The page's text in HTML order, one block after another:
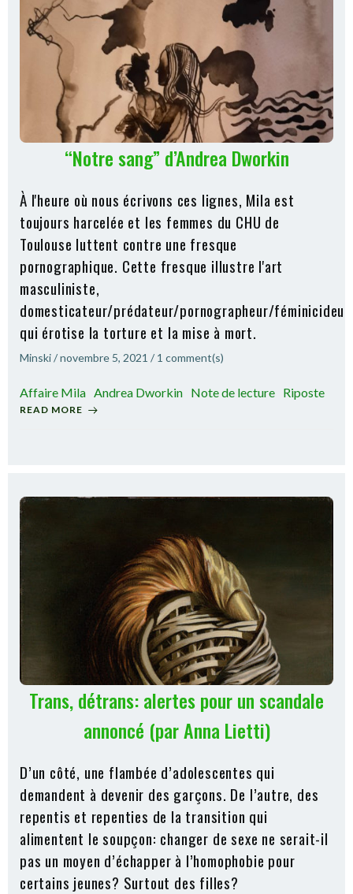
“Notre sang” d’Andrea Dworkin
À l'heure où nous écrivons ces lignes, Mila est
toujours harcelée et les femmes du CHU de
Toulouse luttent contre une fresque
pornographique. Cette fresque illustre l'art
masculiniste,
domesticateur/prédateur/pornographeur/féminicideur,
qui érotise la torture et la mise à mort.
Minski/novembre 5, 2021 / 1 comment(s)
Affaire Mila Andrea Dworkin Note de lecture Riposte
READ MORE
Trans, détrans: alertes pour un scandale
annoncé (par Anna Lietti)
D’un côté, une flambée d’adolescentes qui
demandent à devenir des garçons. De l’autre, des
repentis et repenties de la transition qui
alimentent le soupçon: changer de sexe ne serait-il
pas un moyen d’échapper à l’homophobie pour
certains jeunes? Surtout des filles?